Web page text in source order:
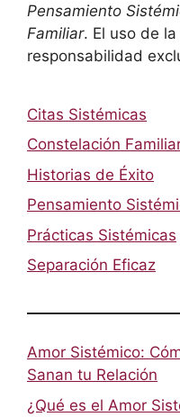
Pensamiento
Familiar. El uso de
responsabilidad
Citas Sistémicas
Constelación
Historias de Éxito
Pensamiento
Prácticas Sistémicas
Separación Eficaz
Amor Sistémico:
Sanan tu Relación
¿Qué es el Amor